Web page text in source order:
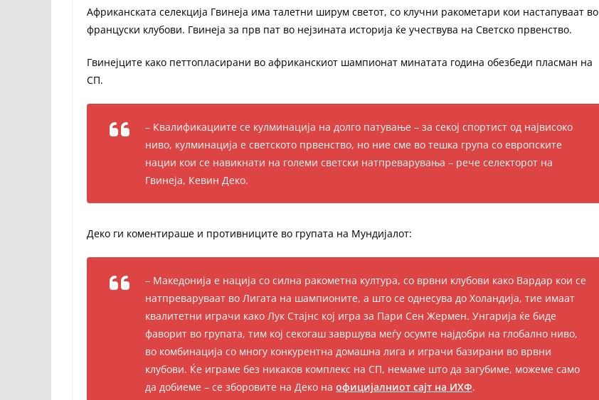
Африканската селекција Гвинеја има талетни ширум светот, со клучни ракометари кои настапуваат во
француски клубови. Гвинеја за прв пат во нејзината историја ќе учествува на Светско првенство.
Гвинејците како петтопласирани во африканскиот шампионат минатата година обезбеди пласман на
СП.
– Квалификациите се кулминација на долго патување – за секој спортист од највисоко
ниво, кулминација е светското првенство, но ние сме во тешка група со европските
нации кои се навикнати на големи светски натпреварувања – рече селекторот на
Гвинеја, Кевин Деко.
Деко ги коментираше и противниците во групата на Мундијалот:
– Македонија е нација со силна ракометна култура, со врвни клубови како Вардар кои се
натпреваруваат во Лигата на шампионите, а што се однесува до Холандија, тие имаат
квалитетни играчи како Лук Стајнс кој игра за Пари Сен Жермен. Унгарија ќе биде
фаворит во групата, тим кој секогаш завршува меѓу осумте најдобри на глобално ниво,
во комбинација со многу конкурентна домашна лига и играчи базирани во врвни
клубови. Ќе играме без никаков комплекс на СП, немаме што да загубиме, можеме само
да добиеме – се зборовите на Деко на официјалниот сајт на ИХФ.